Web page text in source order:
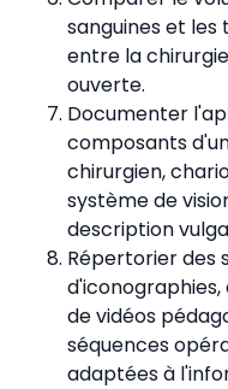
sanguines et les
entre la
ouverte.
Documenter
composants
chirurgien,
système de
description
Répertorier des
de vidéos
séquences
adaptées à